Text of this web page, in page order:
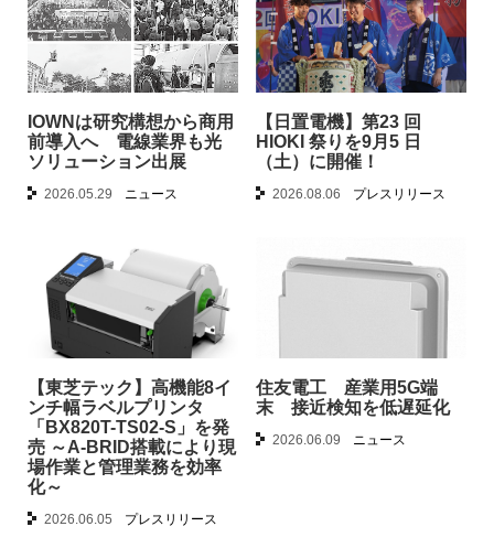
IOWNは研究構想から商用
前導入へ 電線業界も光
ソリューション出展
2026.05.29 ニュース
【日置電機】第23 回
HIOKI 祭りを9月5 日
（土）に開催！
2026.08.06 プレスリリース
【東芝テック】高機能8イ
ンチ幅ラベルプリンタ
「BX820T-TS02-S」を発
売 ～A-BRID搭載により現
場作業と管理業務を効率
化～
2026.06.05 プレスリリース
住友電工 産業用5G端
末 接近検知を低遅延化
2026.06.09 ニュース